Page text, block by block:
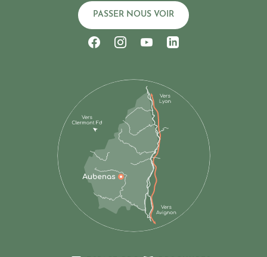
PASSER NOUS VOIR
Suivez-nous sur Facebook
Suivez-nous sur Instagram
Suivez-nous sur
Suivez-nous sur